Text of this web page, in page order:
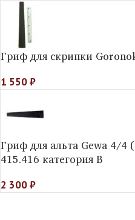
Гриф для скрипки
1 550₽
Гриф для альта Gewa 4/4
415.416 категория B
2 300₽